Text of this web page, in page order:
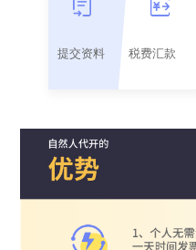
提交资料 税费汇款